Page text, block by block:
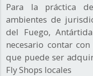
Para la práctica
ambientes de
del Fuego,
necesario contar
que puede ser
Fly Shops locales